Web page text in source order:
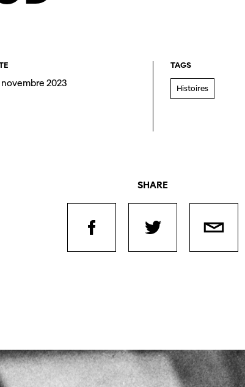
2023
TAGS
Histoires
SHARE